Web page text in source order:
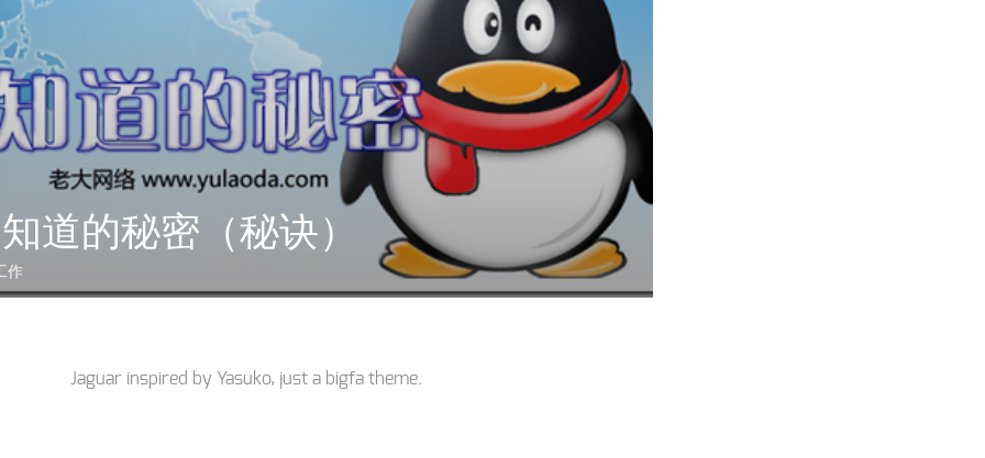
道的秘密（秘诀）
作
Jaguar inspired by Yasuko, just a bigfa theme.